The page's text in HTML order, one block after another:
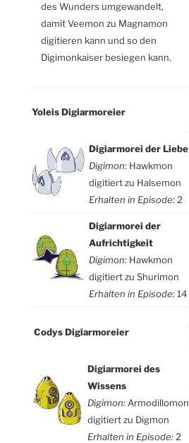
des Wunders umgewandelt,
damit Veemon zu Magnamon
digitieren kann und so den
Digimonkaiser besiegen kann.
Yoleis Digiarmoreier
Digiarmorei der Liebe
Digimon:Hawkmon
digitiert zu Halsemon
Erhalten in Episode: 2
Digiarmorei der
Aufrichtigkeit
Digimon:Hawkmon
digitiert zu Shurimon
Erhalten in Episode:14
Codys Digiarmoreier
Digiarmorei des
Wissens
Digimon:Armodillomon
digitiert zu Digmon
Erhalten in Episode: 2